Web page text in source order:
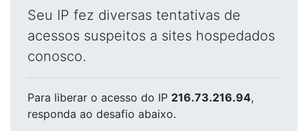
Seu IP fez diversas tentativas de
acessos suspeitos a sites hospedados
conosco.
Para liberar o acesso do IP 216.73.216.94,
responda ao desafio abaixo.